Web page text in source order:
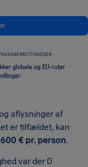
globale og EU-ruter
aflysninger af
er tilfældet, kan
600 € pr. person.
var der 0